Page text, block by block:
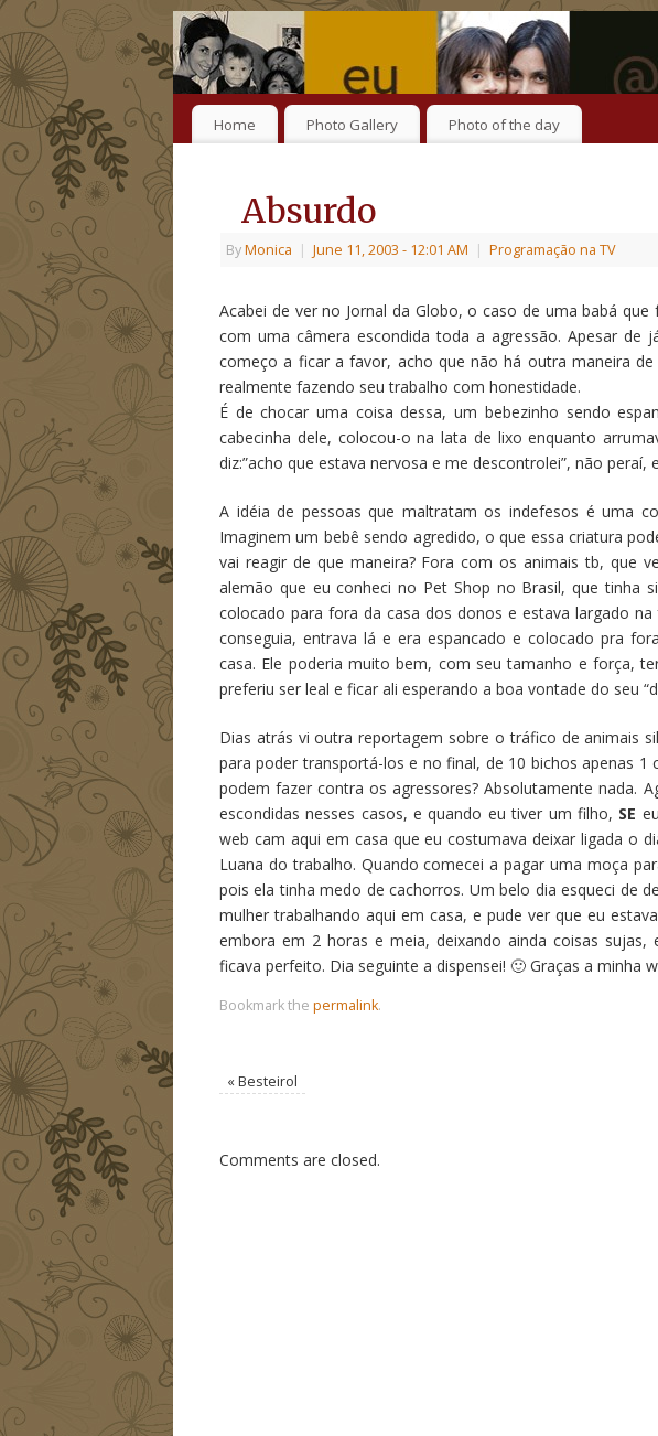
Home Photo Gallery Photo of the day
Absurdo
ByMonica | June 11, 2003 - 12:01 AM | Programação na TV
Acabei de ver no Jornal da Globo, o caso de uma babá
com uma câmera escondida toda a agressão. Apesar de
começo a ficar a favor, acho que não há outra maneira
realmente fazendo seu trabalho com honestidade.
É de chocar uma coisa dessa, um bebezinho sendo
cabecinha dele, colocou-o na lata de lixo enquanto
diz:”acho que estava nervosa e me descontrolei”, não peraí,
A idéia de pessoas que maltratam os indefesos é uma
Imaginem um bebê sendo agredido, o que essa criatura
vai reagir de que maneira? Fora com os animais tb, que
alemão que eu conheci no Pet Shop no Brasil, que tinha
colocado para fora da casa dos donos e estava largado
conseguia, entrava lá e era espancado e colocado pra
casa. Ele poderia muito bem, com seu tamanho e força,
preferiu ser leal e ficar ali esperando a boa vontade do seu
Dias atrás vi outra reportagem sobre o tráfico de animais
para poder transportá-los e no final, de 10 bichos apenas
podem fazer contra os agressores? Absolutamente nada.
escondidas nesses casos, e quando eu tiver um filho, SE
web cam aqui em casa que eu costumava deixar ligada o
Luana do trabalho. Quando comecei a pagar uma moça
pois ela tinha medo de cachorros. Um belo dia esqueci de
mulher trabalhando aqui em casa, e pude ver que eu
embora em 2 horas e meia, deixando ainda coisas
ficava perfeito. Dia seguinte a dispensei! 🙂 Graças a minha
Bookmark the permalink.
« Besteirol
Comments are closed.